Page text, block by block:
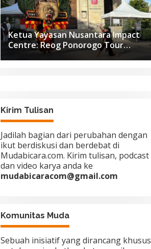
Ketua Yayasan Nusantara Impact
Centre: Reog Ponorogo Tour
Europe adalah Langkah Strategis
Kirim Tulisan
Jadilah bagian dari perubahan dengan
ikut berdiskusi dan berdebat di
Mudabicara.com. Kirim tulisan, podcast
dan video karya anda ke
mudabicaracom@gmail.com
Komunitas Muda
Sebuah inisiatif yang dirancang khusus